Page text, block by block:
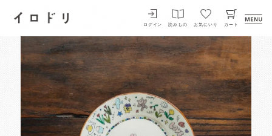
イロドリ
ログイン 読みもの お気にいり カート